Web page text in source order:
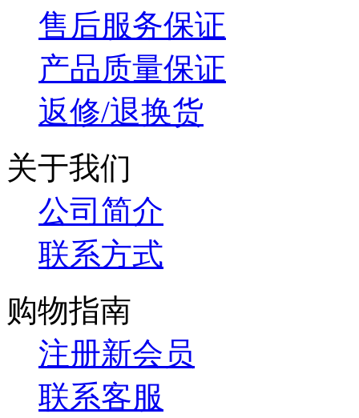
售后服务保证
产品质量保证
返修/退换货
关于我们
公司简介
联系方式
购物指南
注册新会员
联系客服